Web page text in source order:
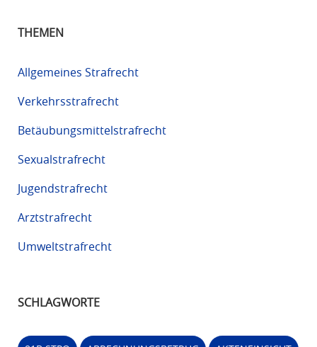
THEMEN
Allgemeines Strafrecht
Verkehrsstrafrecht
Betäubungsmittelstrafrecht
Sexualstrafrecht
Jugendstrafrecht
Arztstrafrecht
Umweltstrafrecht
SCHLAGWORTE